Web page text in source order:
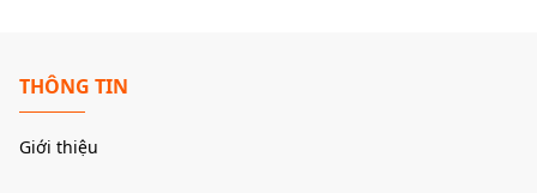
THÔNG TIN
Giới thiệu